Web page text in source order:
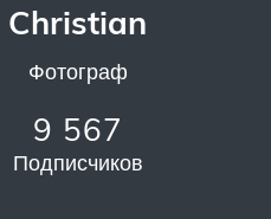
Christian
Фотограф
9 567
Подписчиков